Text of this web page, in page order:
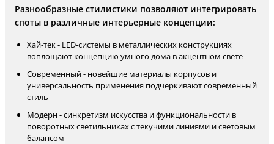
Разнообразные стилистики позволяют интегрировать
споты в различные интерьерные концепции:
Хай-тек - LED-системы в металлических конструкциях
воплощают концепцию умного дома в акцентном свете
Современный - новейшие материалы корпусов и
универсальность применения подчеркивают современный
стиль
Модерн - синкретизм искусства и функциональности в
поворотных светильниках с текучими линиями и световым
балансом